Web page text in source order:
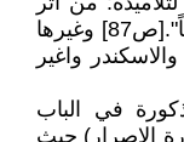
منكم أن يكون بينكم عظيماً فليكن خادماً".[ص87] وغيرها
واغير
في الباب
الإصرار) حيث